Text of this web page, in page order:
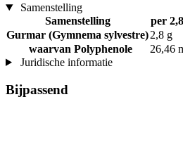
Samenstelling
Samenstelling
per
Gurmar (Gymnema sylvestre)2,8 g
waarvan Polyphenole
26,46
Juridische informatie
Bijpassend